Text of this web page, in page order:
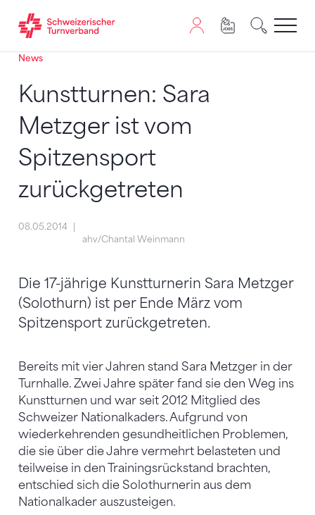
Zum Inhalt springen
Zur Sitemap navigieren
Zum Navigieren dieser Seite wird JavaScript benötigt.
News
Kunstturnen: Sara
Metzger ist vom
Spitzensport
zurückgetreten
08.05.2014
ahv/Chantal Weinmann
Die 17-jährige Kunstturnerin Sara Metzger
(Solothurn) ist per Ende März vom
Spitzensport zurückgetreten.
Bereits mit vier Jahren stand Sara Metzger in der
Turnhalle. Zwei Jahre später fand sie den Weg ins
Kunstturnen und war seit 2012 Mitglied des
Schweizer Nationalkaders. Aufgrund von
wiederkehrenden gesundheitlichen Problemen,
die sie über die Jahre vermehrt belasteten und
teilweise in den Trainingsrückstand brachten,
entschied sich die Solothurnerin aus dem
Nationalkader auszusteigen.